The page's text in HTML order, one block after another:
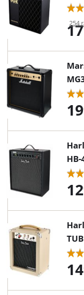
254
HB-